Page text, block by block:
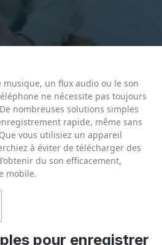
un flux audio ou le son
ne nécessite pas toujours
nombreuses solutions simples
rapide, même sans
vous utilisiez un appareil
à éviter de télécharger des
du son efficacement,
mobile.
pour enregistrer